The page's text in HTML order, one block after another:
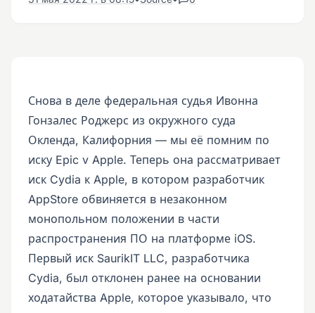
Снова в деле федеральная судья Ивонна
Гонзалес Роджерс из окружного суда
Окленда, Калифорния — мы её помним по
иску Epic v Apple. Теперь она рассматривает
иск Cydia к Apple, в котором разработчик
AppStore обвиняется в незаконном
монопольном положении в части
распространения ПО на платформе iOS.
Первый иск SaurikIT LLC, разработчика
Cydia, был отклонен ранее на основании
ходатайства Apple, которое указывало, что